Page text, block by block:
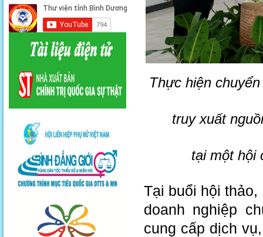
Thực hiện
truy xuất
tại một hội
Tại buổi hội
doanh nghiệp
cung cấp dịch